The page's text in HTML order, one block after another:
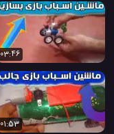
03:46
01:53